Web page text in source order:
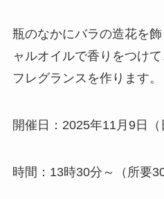
瓶のなかにバラの造花を
ャルオイルで香りをつけ
フレグランスを作ります。
開催日：2025年11月9日（
時間：13時30分～（所要